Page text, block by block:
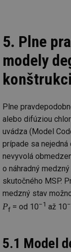
5. Plne
modely
Plne
alebo difúziou
uvádza (Model
prípade sa
nevyvolá
o náhradný
skutočného MSP.
medzný stav
Pf = od 10−1 až 10
5.1 Model